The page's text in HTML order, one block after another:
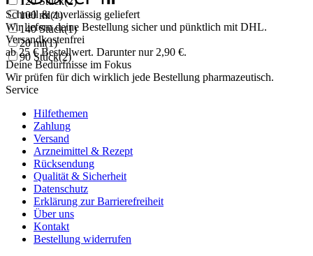
100 ml(1)
140 Stück(1)
20 ml(1)
90 Stück(2)
Schnell & zuverlässig geliefert
Wir liefern deine Bestellung sicher und pünktlich mit DHL.
Versandkostenfrei
ab25 €Bestellwert. Darunter nur 2,90 €.
Deine Bedürfnisse im Fokus
Wir prüfen für dich wirklich jede Bestellung pharmazeutisch.
Service
Hilfethemen
Zahlung
Versand
Arzneimittel & Rezept
Rücksendung
Qualität & Sicherheit
Datenschutz
Erklärung zur Barrierefreiheit
Über uns
Kontakt
Bestellung widerrufen